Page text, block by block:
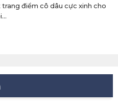
trang điểm cô dâu cực xinh cho